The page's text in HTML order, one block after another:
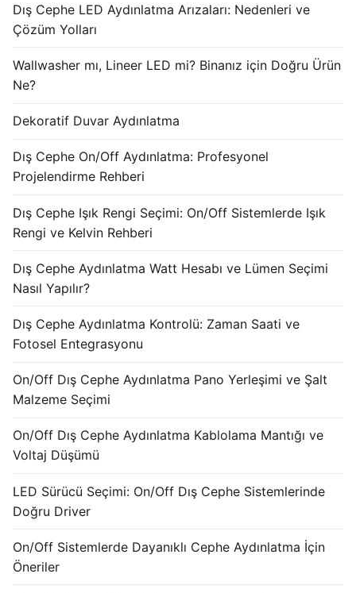
KATALOG
SSS
BLOG
German
Arabic
Dış Cephe LED Aydınlatma Arızaları: Nedenleri ve
Çözüm Yolları
Wallwasher mı, Lineer LED mi? Binanız için Doğru Ürün
Ne?
Dekoratif Duvar Aydınlatma
Dış Cephe On/Off Aydınlatma: Profesyonel
Projelendirme Rehberi
Dış Cephe Işık Rengi Seçimi: On/Off Sistemlerde Işık
Rengi ve Kelvin Rehberi
Dış Cephe Aydınlatma Watt Hesabı ve Lümen Seçimi
Nasıl Yapılır?
Dış Cephe Aydınlatma Kontrolü: Zaman Saati ve
Fotosel Entegrasyonu
On/Off Dış Cephe Aydınlatma Pano Yerleşimi ve Şalt
Malzeme Seçimi
On/Off Dış Cephe Aydınlatma Kablolama Mantığı ve
Voltaj Düşümü
LED Sürücü Seçimi: On/Off Dış Cephe Sistemlerinde
Doğru Driver
On/Off Sistemlerde Dayanıklı Cephe Aydınlatma İçin
Öneriler